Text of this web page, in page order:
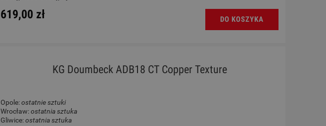
Protege C1 Matiz Pale Sky
DO KOSZYKA
130,00 zł
DO KOSZYKA
619,00 zł DO KOSZYKA
KG Doumbeck ADB18 CT Copper Texture
Opole:ostatnie sztuki
Wrocław:ostatnia sztuka
Gliwice:ostatnia sztuka